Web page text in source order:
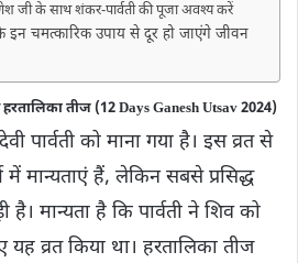
जी के साथ शंकर-पार्वती की पूजा अवश्‍य करें
इन चमत्कारिक उपाय से दूर हो जाएंगे जीवन
हरतालिका तीज (12 Days Ganesh Utsav 2024)
पार्वती को माना गया है। इस व्रत से
मान्यताएं हैं, लेकिन सबसे प्रसिद्ध
है। मान्‍यता है कि पार्वती ने शिव को
व्रत किया था। हरतालिका तीज